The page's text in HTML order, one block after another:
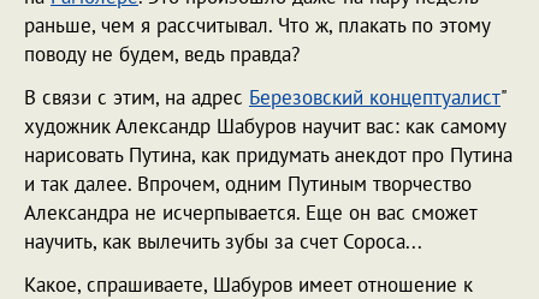
раньше, чем я рассчитывал. Что ж, плакать по этому
поводу не будем, ведь правда?
В связи с этим, на адрес Березовский концептуалист"
художник Александр Шабуров научит вас: как самому
нарисовать Путина, как придумать анекдот про Путина
и так далее. Впрочем, одним Путиным творчество
Александра не исчерпывается. Еще он вас сможет
научить, как вылечить зубы за счет Сороса...
Какое, спрашиваете, Шабуров имеет отношение к